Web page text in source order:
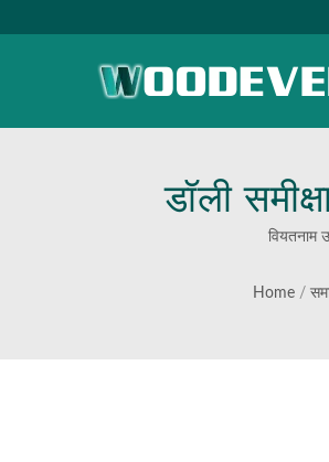
डॉली
वियतनाम
Home /